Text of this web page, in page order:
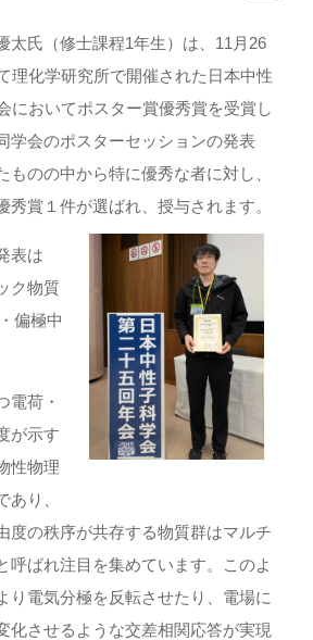
太氏（修士課程1年生）は、11月26
理化学研究所で開催された日本中性
においてポスター賞優秀賞を受賞し
学会のポスターセッションの発表
ものの中から特に優秀な者に対し、
秀賞１件が選ばれ、授与されます。
表は
ク物質
偏極中
電荷・
が示す
性物理
あり、
度の秩序が共存する物質群はマルチ
呼ばれ注目を集めています。このよ
り電気分極を反転させたり、電場に
化させるような交差相関応答が実現